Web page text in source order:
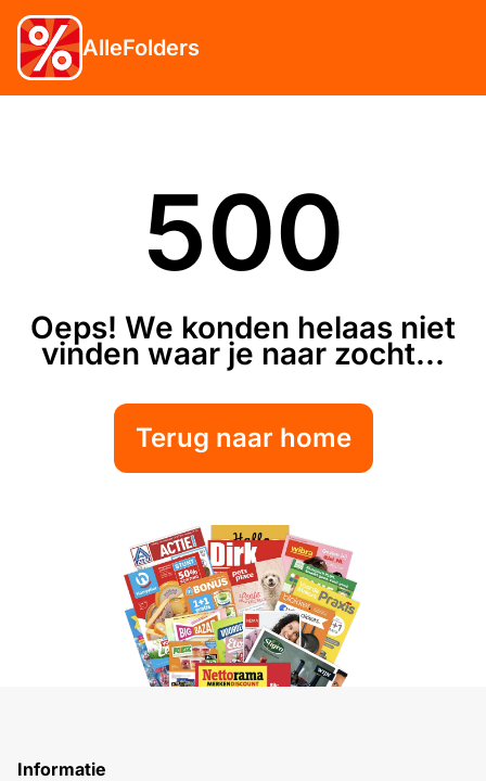
AlleFolders
500
Oeps! We konden helaas niet
vinden waar je naar zocht...
Terug naar home
Informatie